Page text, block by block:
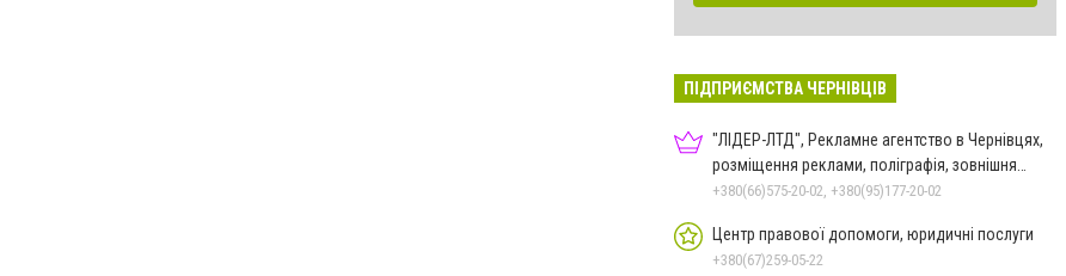
ПІДПРИЄМСТВА ЧЕРНІВЦІВ
"ЛІДЕР-ЛТД", Рекламне агентство в Чернівцях,
розміщення реклами, поліграфія, зовнішня
реклама
+380(66)575-20-02, +380(95)177-20-02
Центр правової допомоги, юридичні послуги
+380(67)259-05-22